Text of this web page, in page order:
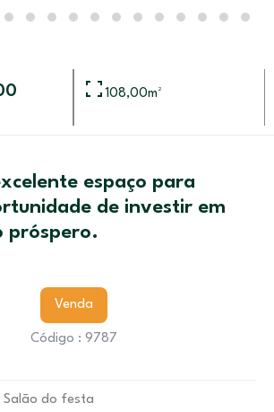
108,00m²
espaço para
de investir em
próspero.
Venda
Código : 9787
Salão do festa